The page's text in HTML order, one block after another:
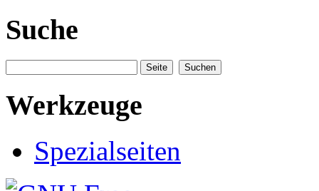
Suche
Werkzeuge
Spezialseiten